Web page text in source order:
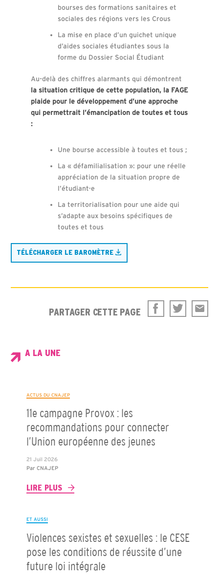
bourses des formations sanitaires et
sociales des régions vers les Crous
La mise en place d’un guichet unique
d’aides sociales étudiantes sous la
forme du Dossier Social Étudiant
Au-delà des chiffres alarmants qui démontrent
la situation critique de cette population, la FAGE
plaide pour le développement d’une approche
qui permettrait l’émancipation de toutes et tous
:
Une bourse accessible à toutes et tous ;
La « défamilialisation »: pour une réelle
appréciation de la situation propre de
l’étudiant·e
La territorialisation pour une aide qui
s’adapte aux besoins spécifiques de
toutes et tous
TÉLÉCHARGER LE BAROMÈTRE
PARTAGER CETTE PAGE
A LA UNE
ACTUS DU CNAJEP
11e campagne Provox : les
recommandations pour connecter
l’Union européenne des jeunes
21 Juil 2026
Par CNAJEP
LIRE PLUS
ET AUSSI
Violences sexistes et sexuelles : le CESE
pose les conditions de réussite d’une
future loi intégrale